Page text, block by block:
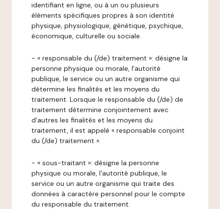
identifiant en ligne, ou à un ou plusieurs
éléments spécifiques propres à son identité
physique, physiologique, génétique, psychique,
économique, culturelle ou sociale.
- « responsable du (/de) traitement »: désigne la
personne physique ou morale, l'autorité
publique, le service ou un autre organisme qui
détermine les finalités et les moyens du
traitement. Lorsque le responsable du (/de) de
traitement détermine conjointement avec
d'autres les finalités et les moyens du
traitement, il est appelé « responsable conjoint
du (/de) traitement ».
- « sous-traitant »: désigne la personne
physique ou morale, l'autorité publique, le
service ou un autre organisme qui traite des
données à caractère personnel pour le compte
du responsable du traitement.